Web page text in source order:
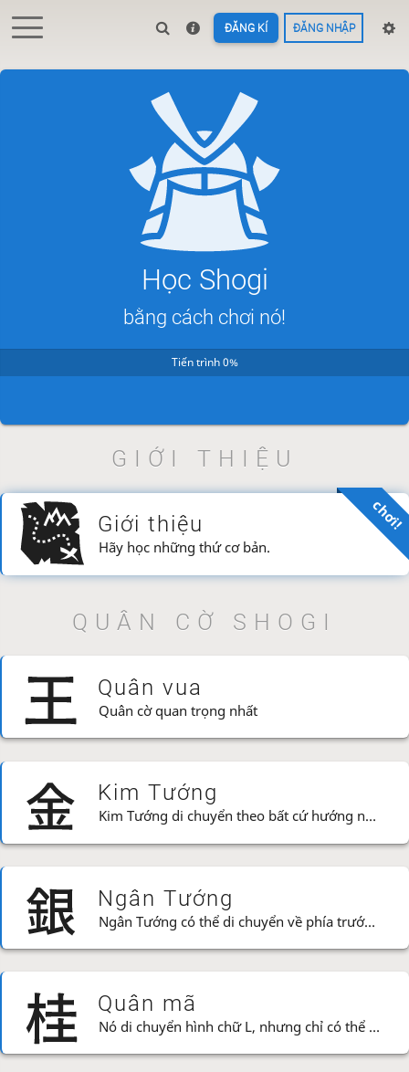
ĐĂNG KÍ ĐĂNG NHẬP
Học Shogi
bằng cách chơi nó!
Tiến trình 0%
GIỚI THIỆU
chơi!
Giới thiệu
Hãy học những thứ cơ bản.
QUÂN CỜ SHOGI
Quân vua
Quân cờ quan trọng nhất
Kim Tướng
Kim Tướng di chuyển theo bất cứ hướng nào TRỪ LÙI CHÉO
Ngân Tướng
Ngân Tướng có thể di chuyển về phía trước hoặc xuống chéo.
Quân mã
Nó di chuyển hình chữ L, nhưng chỉ có thể tiến lên!